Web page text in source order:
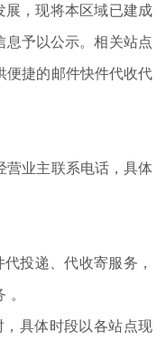
展，现将本区域已建成
予以公示。相关站点
便捷的邮件快件代收代
业主联系电话，具体
投递、代收寄服务，
具体时段以各站点现